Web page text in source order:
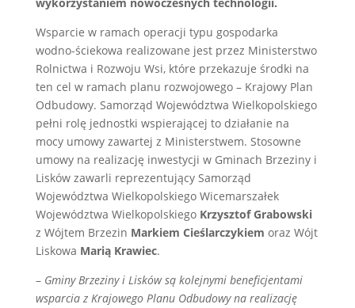
Wsparcie w ramach operacji typu gospodarka
wodno-ściekowa realizowane jest przez Ministerstwo
Rolnictwa i Rozwoju Wsi, które przekazuje środki na
ten cel w ramach planu rozwojowego – Krajowy Plan
Odbudowy. Samorząd Województwa Wielkopolskiego
pełni rolę jednostki wspierającej to działanie na
mocy umowy zawartej z Ministerstwem. Stosowne
umowy na realizację inwestycji w Gminach Brzeziny i
Lisków zawarli reprezentujący Samorząd
Województwa Wielkopolskiego Wicemarszałek
Województwa Wielkopolskiego Krzysztof Grabowski
z Wójtem Brzezin Markiem Cieślarczykiem oraz Wójt
Liskowa Marią Krawiec.
–Gminy Brzeziny i Lisków są kolejnymi beneficjentami
wsparcia z Krajowego Planu Odbudowy na realizację